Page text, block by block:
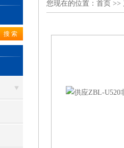
您现在的位置： 首页 >>